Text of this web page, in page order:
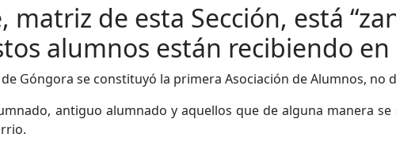
matriz de esta Sección, está
alumnos están recibiendo
de Góngora se constituyó la primera Asociación de Alumnos,
antiguo alumnado y aquellos que de alguna manera